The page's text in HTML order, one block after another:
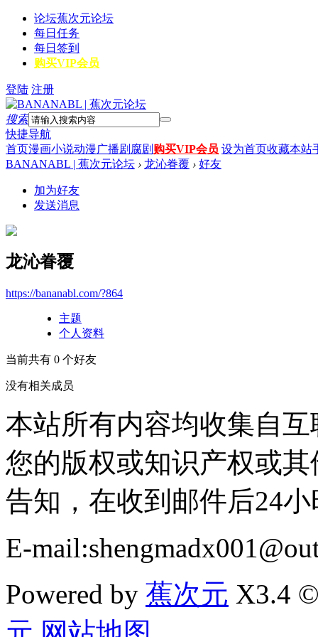
论坛蕉次元论坛
每日任务
每日签到
购买VIP会员
登陆 注册
搜索
快捷导航
首页漫画小说动漫广播剧 腐剧 购买VIP会员 设为首页收藏本站
BANANABL | 蕉次元论坛 › 龙沁眷覆 › 好友
加为好友
发送消息
龙沁眷覆
https://bananabl.com/?864
主题
个人资料
当前共有 0 个好友
没有相关成员
本站所有内容均收集自
您的版权或知识产权或
告知，在收到邮件后24
E-
Powered by 蕉次元 X3.4